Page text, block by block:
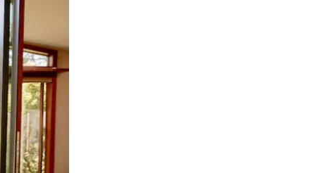
o desliza el dedo.